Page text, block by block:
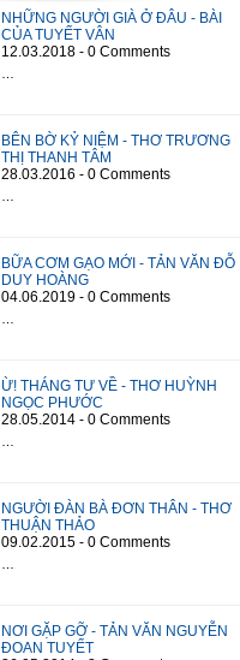
NHỮNG NGƯỜI GIÀ Ở ĐÂU - BÀI
CỦA TUYẾT VÂN
12.03.2018 - 0 Comments
BÊN BỜ KỶ NIỆM - THƠ TRƯƠNG
THỊ THANH TÂM
28.03.2016 - 0 Comments
BỮA CƠM GẠO MỚI - TẢN VĂN ĐỖ
DUY HOÀNG
04.06.2019 - 0 Comments
Ừ! THÁNG TƯ VỀ - THƠ HUỲNH
NGỌC PHƯỚC
28.05.2014 - 0 Comments
NGƯỜI ĐÀN BÀ ĐƠN THÂN - THƠ
THUẬN THẢO
09.02.2015 - 0 Comments
NƠI GẶP GỠ - TẢN VĂN NGUYỄN
ĐOAN TUYẾT